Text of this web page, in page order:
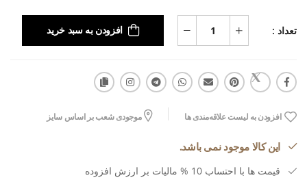
تعداد : افزودن به سبد خرید
افزودن به لیست علاقه‌مندی ها موجودی شعب بر اساس سایز
این کالا موجود نمی باشد.
قیمت ها با احتساب 10 % مالیات بر ارزش افزوده